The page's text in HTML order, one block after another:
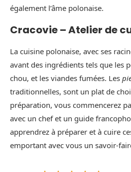
également l’âme polonaise.
Cracovie – Atelier de
La cuisine polonaise, avec ses
avant des ingrédients tels que les
chou, et les viandes fumées. Les
traditionnelles, sont un plat de
préparation, vous commencerez
avec un chef et un guide
apprendrez à préparer et à cuire
emportant avec vous un savoir-